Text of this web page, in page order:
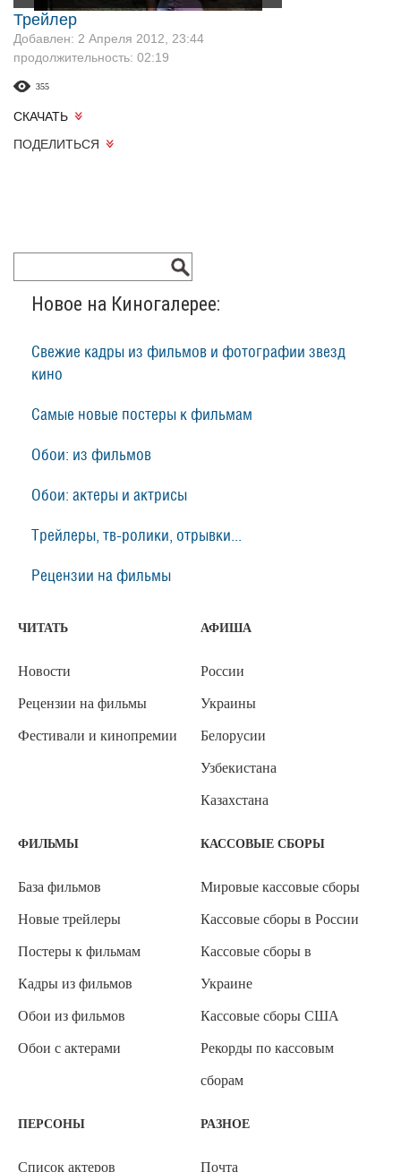
Трейлер
Добавлен: 2 Апреля 2012, 23:44
продолжительность: 02:19
355
СКАЧАТЬ
ПОДЕЛИТЬСЯ
Новое на Киногалерее:
Свежие кадры из фильмов и фотографии звезд
кино
Самые новые постеры к фильмам
Обои: из фильмов
Обои: актеры и актрисы
Трейлеры, тв-ролики, отрывки...
Рецензии на фильмы
ЧИТАТЬ
Новости
Рецензии на фильмы
Фестивали и кинопремии
АФИША
России
Украины
Белорусии
Узбекистана
Казахстана
ФИЛЬМЫ
База фильмов
Новые трейлеры
Постеры к фильмам
Кадры из фильмов
Обои из фильмов
Обои с актерами
КАССОВЫЕ СБОРЫ
Мировые кассовые сборы
Кассовые сборы в России
Кассовые сборы в
Украине
Кассовые сборы США
Рекорды по кассовым
сборам
ПЕРСОНЫ
Список актеров
РАЗНОЕ
Почта